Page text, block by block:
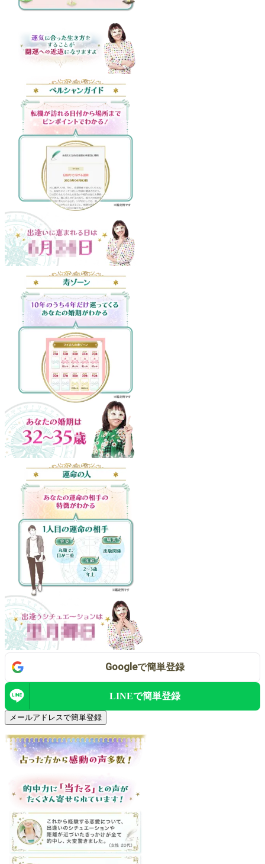
Googleで簡単登録
LINEで簡単登録
メールアドレスで簡単登録